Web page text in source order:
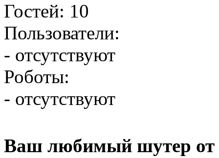
Гостей: 10
Пользователи:
- отсутствуют
Роботы:
- отсутствуют
Ваш любимый шутер от